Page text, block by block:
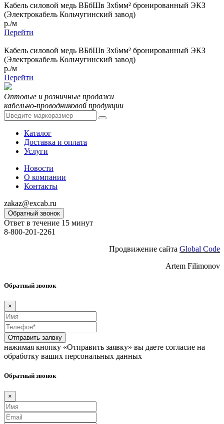
Кабель силовой медь ВБбШв 3x6мм² бронированный ЭКЗ
(Электрокабель Кольчугинский завод)
р./м
Перейти
Кабель силовой медь ВБбШв 3x6мм² бронированный ЭКЗ
(Электрокабель Кольчугинский завод)
р./м
Перейти
Оптовые и розничные продажи
кабельно-проводниковой продукции
Каталог
Доставка и оплата
Услуги
Новости
О компании
Контакты
zakaz@excab.ru
Обратный звонок
Ответ в течение 15 минут
8-800-201-2261
Продвижение сайта Global Code
Artem Filimonov
Обратный звонок
×
Отправить заявку
нажимая кнопку «Отправить заявку» вы даете согласие на
обработку ваших персональных данных
Обратный звонок
×